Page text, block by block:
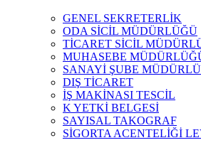
GENEL SEKRETERLİK
ODA SİCİL MÜDÜRLÜĞÜ
TİCARET SİCİL
MUHASEBE
SANAYİ ŞUBE
DIŞ TİCARET
İŞ MAKİNASI TESCİL
K YETKİ BELGESİ
SAYISAL TAKOGRAF
SİGORTA ACENTELİĞİ